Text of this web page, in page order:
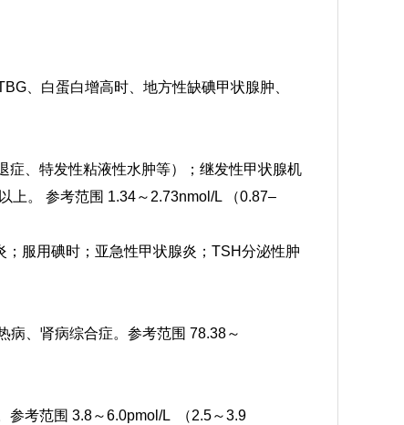
、白蛋白增高时、地方性缺碘甲状腺肿、
症、特发性粘液性水肿等）；继发性甲状腺机
上。 参考范围 1.34～2.73nmol/L （0.87–
服用碘时；亚急性甲状腺炎；TSH分泌性肿
、肾病综合症。 参考范围 78.38～
参考范围 3.8～6.0pmol/L （2.5～3.9